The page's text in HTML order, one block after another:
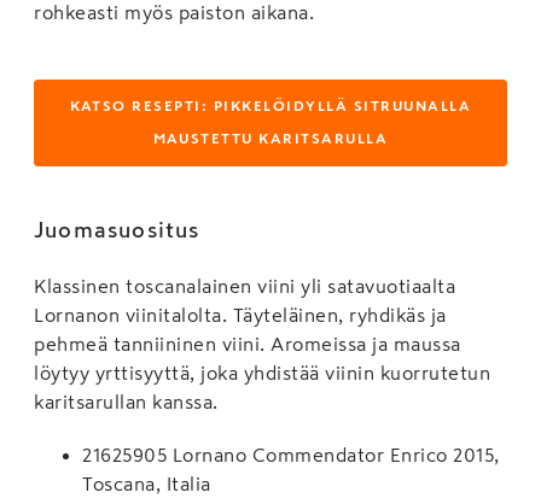
rohkeasti myös paiston aikana.
KATSO RESEPTI: PIKKELÖIDYLLÄ SITRUUNALLA
MAUSTETTU KARITSARULLA
Juomasuositus
Klassinen toscanalainen viini yli satavuotiaalta
Lornanon viinitalolta. Täyteläinen, ryhdikäs ja
pehmeä tanniininen viini. Aromeissa ja maussa
löytyy yrttisyyttä, joka yhdistää viinin kuorrutetun
karitsarullan kanssa.
21625905 Lornano Commendator Enrico 2015,
Toscana, Italia